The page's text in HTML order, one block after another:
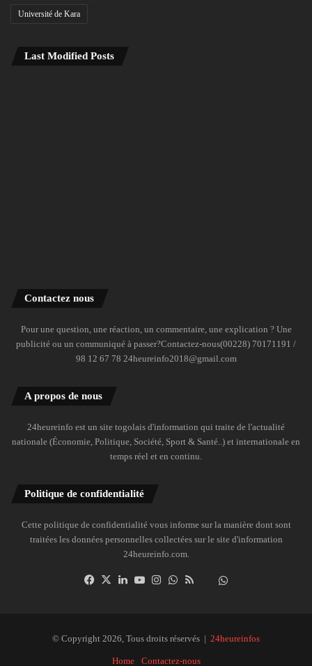
Université de Kara
Last Modified Posts
Contactez nous
Pour une question, une réaction, un commentaire, une explication ? Une
publicité ou un communiqué à passer?Contactez-nous(00228) 70171191 /
98 12 67 78 24heureinfo2018@gmail.com
A propos de nous
24heureinfo est un site togolais d'information qui traite de l'actualité
nationale (Économie, Politique, Société, Sport & Santé..) et internationale en
temps réel et en continu.
Politique de confidentialité
Cette politique de confidentialité vous informe sur la manière dont sont
traitées les données personnelles collectées sur le site d'information
24heureinfo.com.
Facebook
X LinkedinYouTubeInstagramWhatsAppDailymotion
© Copyright 2026, Tous droits réservés | 24heureinfos
Home Contactez-nous